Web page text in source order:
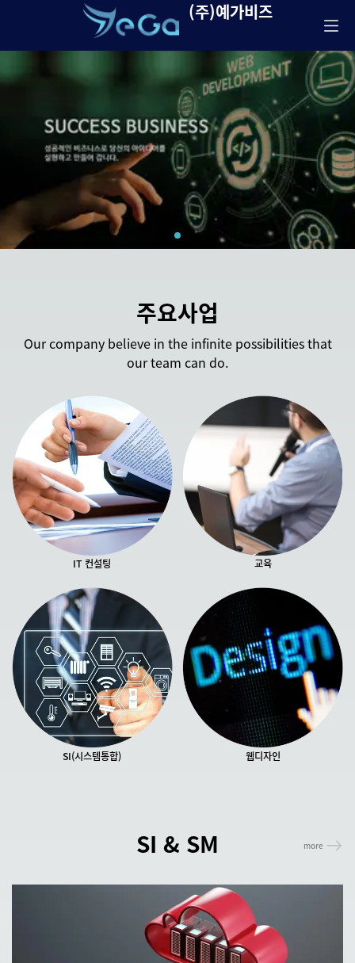
(주)예가비즈
주요사업
Our company believe in the infinite possibilities that
our team can do.
IT 컨설팅 교육
SI(시스템통합) 웹디자인
SI & SM more